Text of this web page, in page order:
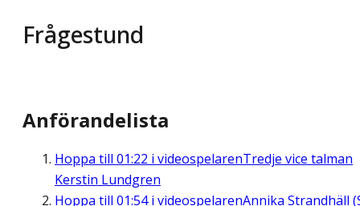
Frågestund
Anförandelista
Hoppa till 01:22 i videospelarenTredje vice talman
Kerstin Lundgren
Hoppa till 01:54i videospelarenAnnika Strandhäll